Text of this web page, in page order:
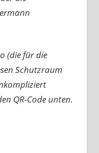
(die für die
Schutzraum
QR-Code unten.